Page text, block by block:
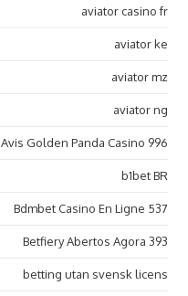
aviator casino fr
aviator ke
aviator mz
aviator ng
Avis Golden Panda Casino 996
b1bet BR
Bdmbet Casino En Ligne 537
Betfiery Abertos Agora 393
betting utan svensk licens